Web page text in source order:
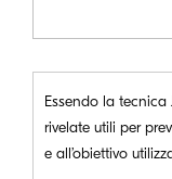
Essendo la
rivelate utili per
e all’obiettivo